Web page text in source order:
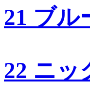
21 ブル
22 ニッ